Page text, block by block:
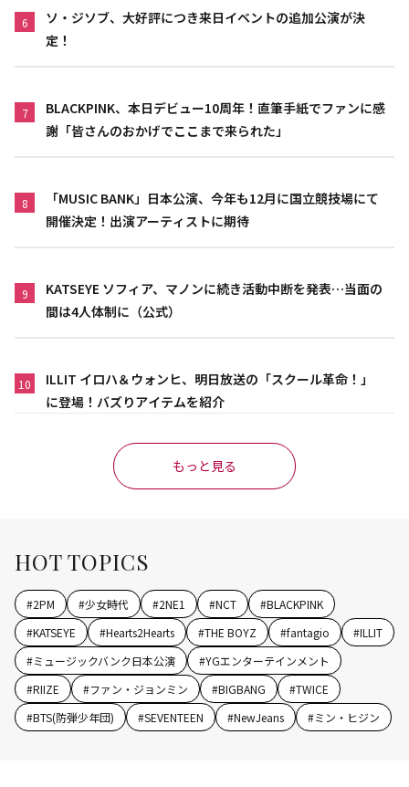
6
ソ・ジソブ、大好評につき来日イベントの追加公演が決
定！
7
BLACKPINK、本日デビュー10周年！直筆手紙でファンに感
謝「皆さんのおかげでここまで来られた」
8
「MUSIC BANK」日本公演、今年も12月に国立競技場にて
開催決定！出演アーティストに期待
9
KATSEYE ソフィア、マノンに続き活動中断を発表…当面の
間は4人体制に（公式）
10
ILLIT イロハ＆ウォンヒ、明日放送の「スクール革命！」
に登場！バズりアイテムを紹介
もっと見る
HOT TOPICS
#2PM #少女時代 #2NE1 #NCT #BLACKPINK
#KATSEYE #Hearts2Hearts #THE BOYZ #fantagio #ILLIT
#ミュージックバンク日本公演 #YGエンターテインメント
#RIIZE #ファン・ジョンミン #BIGBANG #TWICE
#BTS(防弾少年団) #SEVENTEEN #NewJeans #ミン・ヒジン